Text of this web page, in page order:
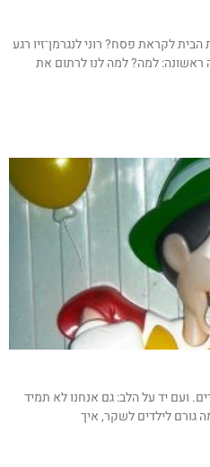
לקראת פסח? רוני לנגרמן־זיו רגע
ראשונה: למה? למה לנו לרתום את
ועם יד על הלב: גם אנחנו לא תמיד
גורם לילדים לשקר, איך